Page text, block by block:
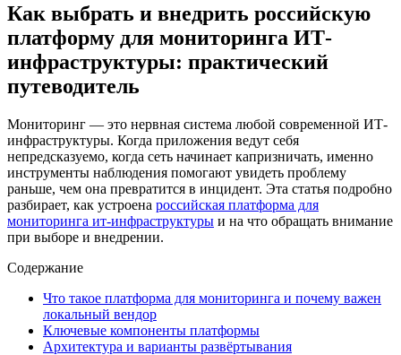
Как выбрать и внедрить российскую
платформу для мониторинга ИТ-
инфраструктуры: практический
путеводитель
Мониторинг — это нервная система любой современной ИТ-
инфраструктуры. Когда приложения ведут себя
непредсказуемо, когда сеть начинает капризничать, именно
инструменты наблюдения помогают увидеть проблему
раньше, чем она превратится в инцидент. Эта статья подробно
разбирает, как устроена российская платформа для
мониторинга ит-инфраструктуры и на что обращать внимание
при выборе и внедрении.
Содержание
Что такое платформа для мониторинга и почему важен
локальный вендор
Ключевые компоненты платформы
Архитектура и варианты развёртывания